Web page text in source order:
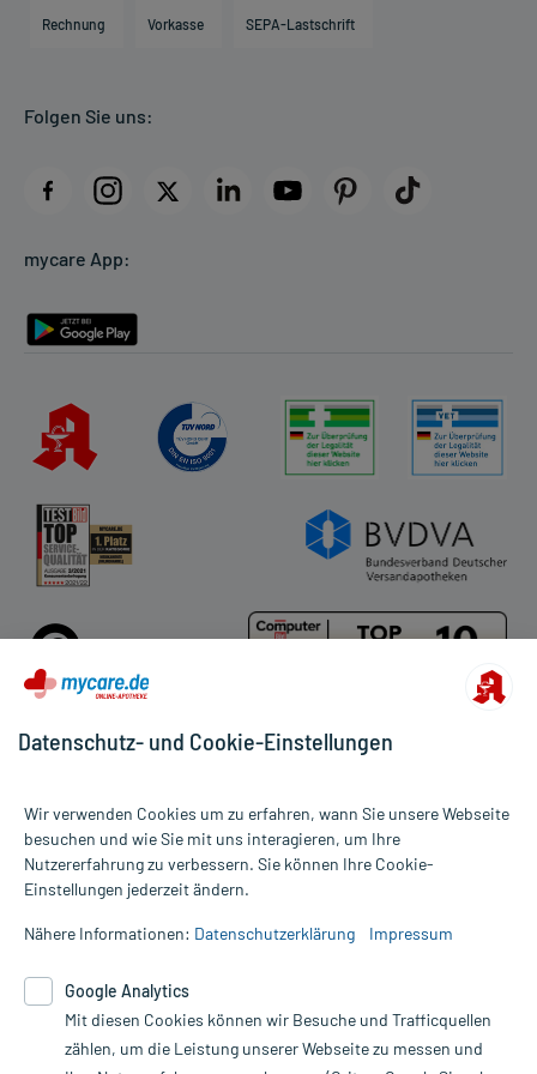
Direktabrechnung PKV
AGB
Datenschutz
Rückgabe/Widerruf
Rechnung Vorkasse SEPA-Lastschrift
Folgen Sie uns:
mycare App:
Bewertungen mit durchschnittlich 4,9 von 5 Sternen abgegeben.
Alle Preise gelten inkl. MwSt., ggf. zzgl. Versandkosten
Informationen auf dieser Website werden ausschließlich für
die Untersuchung und Behandlung durch einen Arzt. Bitte
Therapien eingeleitet werden können. | Diese Webseite benutzt
Google Analytics. Lesen Sie bitte dazu die wichtigen Hinweise in
unserer Datenschutzerklärung. Für den Widerruf einer Bestellung
nutzen Sie das Formular:
Datenschutz- und Cookie-Einstellungen
Wir verwenden Cookies um zu erfahren, wann Sie unsere Webseite
besuchen und wie Sie mit uns interagieren, um Ihre
Nutzererfahrung zu verbessern. Sie können Ihre Cookie-
Einstellungen jederzeit ändern.
Nähere Informationen: Datenschutzerklärung Impressum
Google Analytics
Mit diesen Cookies können wir Besuche und Trafficquellen
zählen, um die Leistung unserer Webseite zu messen und